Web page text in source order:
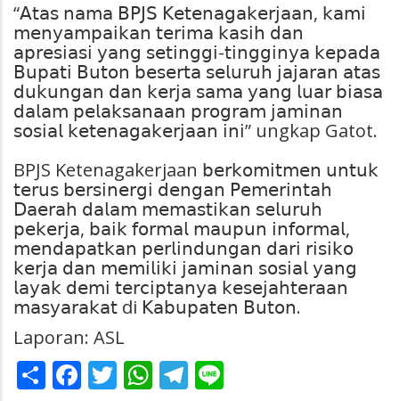
“𝖠𝗍𝖺𝗌 𝗇𝖺𝗆𝖺 𝖡𝖯𝖩𝖲 𝖪𝖾𝗍𝖾𝗇𝖺𝗀𝖺𝗄𝖾𝗋𝗃𝖺𝖺𝗇, 𝗄𝖺𝗆𝗂
𝗆𝖾𝗇𝗒𝖺𝗆𝗉𝖺𝗂𝗄𝖺𝗇 𝗍𝖾𝗋𝗂𝗆𝖺 𝗄𝖺𝗌𝗂𝗁 𝖽𝖺𝗇
𝖺𝗉𝗋𝖾𝗌𝗂𝖺𝗌𝗂 𝗒𝖺𝗇𝗀 𝗌𝖾𝗍𝗂𝗇𝗀𝗀𝗂-𝗍𝗂𝗇𝗀𝗀𝗂𝗇𝗒𝖺 𝗄𝖾𝗉𝖺𝖽𝖺
𝖡𝗎𝗉𝖺𝗍𝗂 𝖡𝗎𝗍𝗈𝗇 𝖻𝖾𝗌𝖾𝗋𝗍𝖺 𝗌𝖾𝗅𝗎𝗋𝗎𝗁 𝗃𝖺𝗃𝖺𝗋𝖺𝗇 𝖺𝗍𝖺𝗌
𝖽𝗎𝗄𝗎𝗇𝗀𝖺𝗇 𝖽𝖺𝗇 𝗄𝖾𝗋𝗃𝖺 𝗌𝖺𝗆𝖺 𝗒𝖺𝗇𝗀 𝗅𝗎𝖺𝗋 𝖻𝗂𝖺𝗌𝖺
𝖽𝖺𝗅𝖺𝗆 𝗉𝖾𝗅𝖺𝗄𝗌𝖺𝗇𝖺𝖺𝗇 𝗉𝗋𝗈𝗀𝗋𝖺𝗆 𝗃𝖺𝗆𝗂𝗇𝖺𝗇
𝗌𝗈𝗌𝗂𝖺𝗅 𝗄𝖾𝗍𝖾𝗇𝖺𝗀𝖺𝗄𝖾𝗋𝗃𝖺𝖺𝗇 𝗂𝗇𝗂” ungkap Gatot.
BPJS Ketenagakerjaan 𝖻𝖾𝗋𝗄𝗈𝗆𝗂𝗍𝗆𝖾𝗇 𝗎𝗇𝗍𝗎𝗄
𝗍𝖾𝗋𝗎𝗌 𝖻𝖾𝗋𝗌𝗂𝗇𝖾𝗋𝗀𝗂 𝖽𝖾𝗇𝗀𝖺𝗇 𝖯𝖾𝗆𝖾𝗋𝗂𝗇𝗍𝖺𝗁
𝖣𝖺𝖾𝗋𝖺𝗁 𝖽𝖺𝗅𝖺𝗆 𝗆𝖾𝗆𝖺𝗌𝗍𝗂𝗄𝖺𝗇 𝗌𝖾𝗅𝗎𝗋𝗎𝗁
𝗉𝖾𝗄𝖾𝗋𝗃𝖺, 𝖻𝖺𝗂𝗄 𝖿𝗈𝗋𝗆𝖺𝗅 𝗆𝖺𝗎𝗉𝗎𝗇 𝗂𝗇𝖿𝗈𝗋𝗆𝖺𝗅,
𝗆𝖾𝗇𝖽𝖺𝗉𝖺𝗍𝗄𝖺𝗇 𝗉𝖾𝗋𝗅𝗂𝗇𝖽𝗎𝗇𝗀𝖺𝗇 𝖽𝖺𝗋𝗂 𝗋𝗂𝗌𝗂𝗄𝗈
𝗄𝖾𝗋𝗃𝖺 𝖽𝖺𝗇 𝗆𝖾𝗆𝗂𝗅𝗂𝗄𝗂 𝗃𝖺𝗆𝗂𝗇𝖺𝗇 𝗌𝗈𝗌𝗂𝖺𝗅 𝗒𝖺𝗇𝗀
𝗅𝖺𝗒𝖺𝗄 𝖽𝖾𝗆𝗂 𝗍𝖾𝗋𝖼𝗂𝗉𝗍𝖺𝗇𝗒𝖺 𝗄𝖾𝗌𝖾𝗃𝖺𝗁𝗍𝖾𝗋𝖺𝖺𝗇
𝗆𝖺𝗌𝗒𝖺𝗋𝖺𝗄𝖺𝗍 di 𝖪𝖺𝖻𝗎𝗉𝖺𝗍𝖾𝗇 𝖡𝗎𝗍𝗈𝗇.
Laporan: ASL
ShareFacebook
Twitter
WhatsApp
Telegram